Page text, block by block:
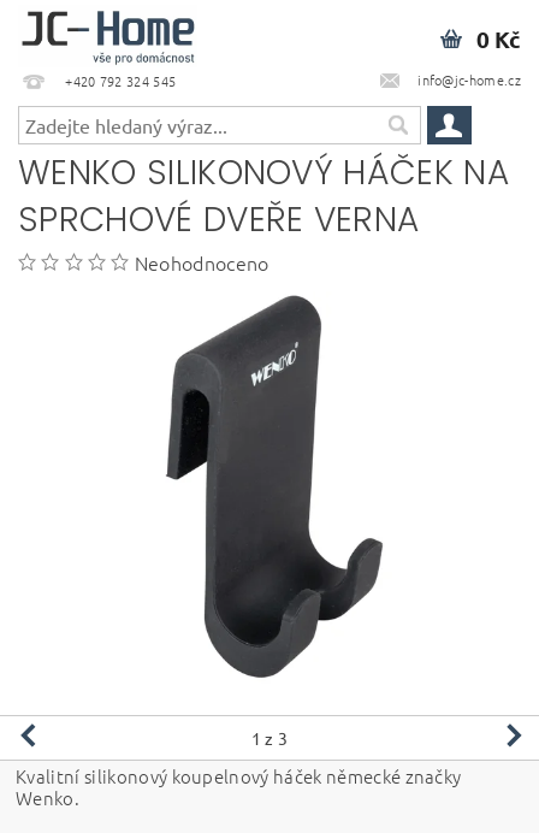
+420 792 324 545 info@jc-home.cz
0 Kč
WENKO SILIKONOVÝ HÁČEK NA
SPRCHOVÉ DVEŘE VERNA
Neohodnoceno
1 z 3
Kvalitní silikonový koupelnový háček německé značky
Wenko.